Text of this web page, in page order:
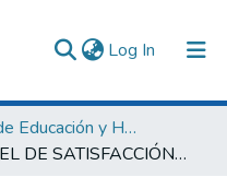
Log In (current)
Facultad de Educación y Humanidades
NIVEL DE SATISFACCIÓN EN ESTUDIANTES DE SECUNDARIA EN EL ÁREA EDUCACIÓN FÍSICA, INSTITUCIÓN EDUCATIVA N°80887, JUVENAL GOICOCHEA CASTAÑEDA, PATAZ, 2023.